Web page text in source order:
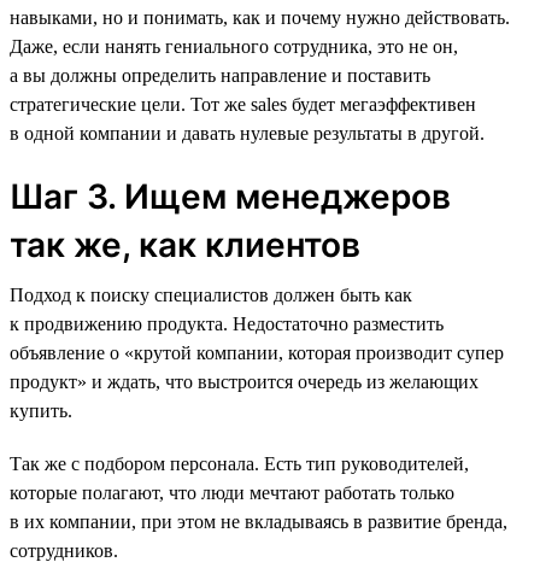
навыками, но и понимать, как и почему нужно действовать.
Даже, если нанять гениального сотрудника, это не он,
а вы должны определить направление и поставить
стратегические цели. Тот же sales будет мегаэффективен
в одной компании и давать нулевые результаты в другой.
Шаг 3. Ищем менеджеров
так же, как клиентов
Подход к поиску специалистов должен быть как
к продвижению продукта. Недостаточно разместить
объявление о «крутой компании, которая производит супер
продукт» и ждать, что выстроится очередь из желающих
купить.
Так же с подбором персонала. Есть тип руководителей,
которые полагают, что люди мечтают работать только
в их компании, при этом не вкладываясь в развитие бренда,
сотрудников.